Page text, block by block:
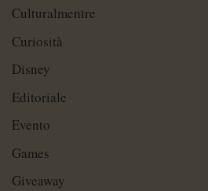
Culturalmentre
Curiosità
Disney
Editoriale
Evento
Games
Giveaway